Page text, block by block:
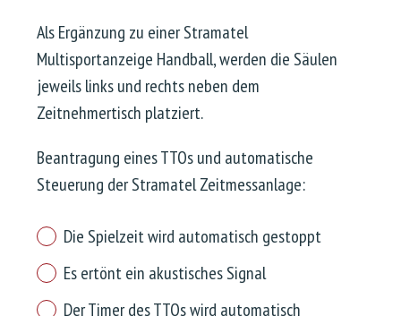
Als Ergänzung zu einer Stramatel
Multisportanzeige Handball, werden die Säulen
jeweils links und rechts neben dem
Zeitnehmertisch platziert.
Beantragung eines TTOs und automatische
Steuerung der Stramatel Zeitmessanlage:
Die Spielzeit wird automatisch gestoppt
Es ertönt ein akustisches Signal
Der Timer des TTOs wird automatisch